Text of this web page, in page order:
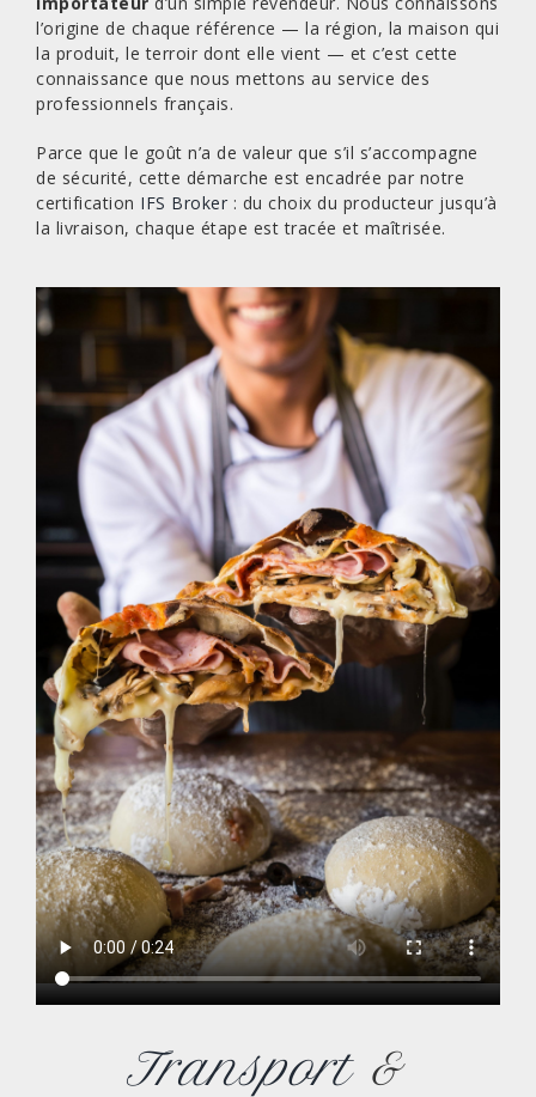
l’origine de chaque référence — la région, la maison qui
la produit, le terroir dont elle vient — et c’est cette
connaissance que nous mettons au service des
professionnels français.
Parce que le goût n’a de valeur que s’il s’accompagne
de sécurité, cette démarche est encadrée par notre
certification IFS Broker : du choix du producteur jusqu’à
la livraison, chaque étape est tracée et maîtrisée.
Transport&